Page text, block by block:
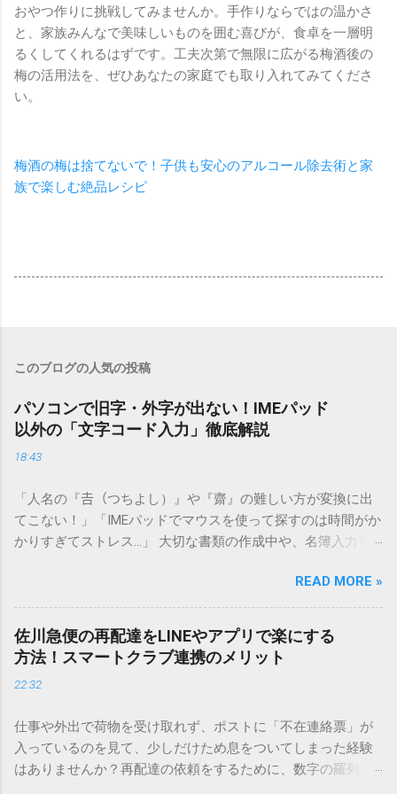
おやつ作りに挑戦してみませんか。手作りならではの温かさ
と、家族みんなで美味しいものを囲む喜びが、食卓を一層明
るくしてくれるはずです。工夫次第で無限に広がる梅酒後の
梅の活用法を、ぜひあなたの家庭でも取り入れてみてくださ
い。
梅酒の梅は捨てないで！子供も安心のアルコール除去術と家
族で楽しむ絶品レシピ
このブログの人気の投稿
パソコンで旧字・外字が出ない！IMEパッド
以外の「文字コード入力」徹底解説
18:43
「人名の『𠮷（つちよし）』や『齋』の難しい方が変換に出
てこない！」「IMEパッドでマウスを使って探すのは時間がか
かりすぎてストレス…」 大切な書類の作成中や、名簿入力を
てしまいますよね。多くの人が「IMEパッド（手書き入力）」
を使いますが、実はマウスで一画ずつ書くのは非効率です
し、似た漢字が多すぎて結局見つからないことも少なくあり
ません。 そこで今回は、IMEパッドを使わずに、特定のコー
ドを打ち込むだけで一瞬で旧字や外字、特殊記号を呼び出す
「文字コード入力」のテクニックを詳しく解説します。 この
必要はありません。 1. なぜ「変換」しても旧字・外字が出て
こないのか？ そもそも、なぜ普通の変換で出てこない漢字が
あるのでしょうか。その理由は、パソコンが文字を認識する
READ MORE »
佐川急便の再配達をLINEやアプリで楽にする
方法！スマートクラブ連携のメリット
22:32
仕事や外出で荷物を受け取れず、ポストに「不在連絡票」が
入っているのを見て、少しだけため息をついてしまった経験
はありませんか？再配達の依頼をするために、数字の羅列を